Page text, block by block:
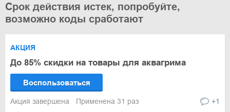
Срок действия истек, попробуйте,
возможно коды сработают
АКЦИЯ
До 85% скидки на товары для аквагрима
Воспользоваться
Акция завершена Применена 31 раз +1